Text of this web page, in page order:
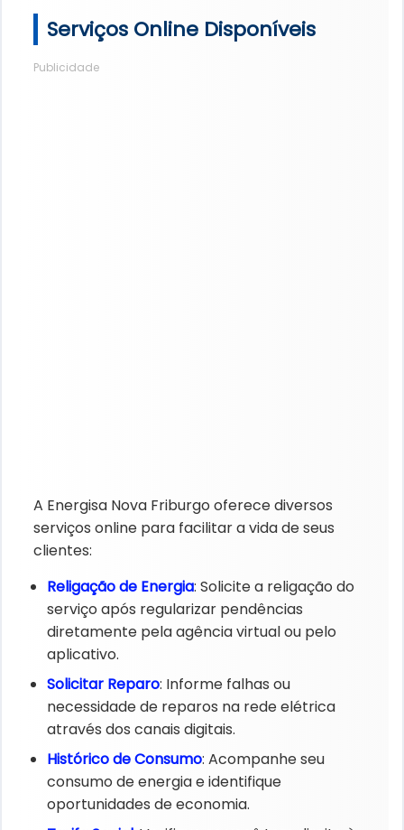
Serviços Online Disponíveis
Publicidade
A Energisa Nova Friburgo oferece diversos
serviços online para facilitar a vida de seus
clientes:
Religação de Energia: Solicite a religação do
serviço após regularizar pendências
diretamente pela agência virtual ou pelo
aplicativo.
Solicitar Reparo: Informe falhas ou
necessidade de reparos na rede elétrica
através dos canais digitais.
Histórico de Consumo: Acompanhe seu
consumo de energia e identifique
oportunidades de economia.